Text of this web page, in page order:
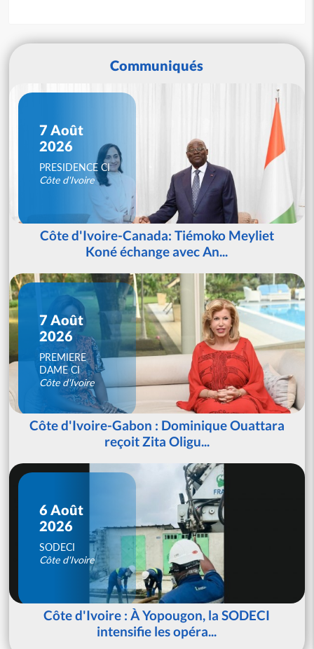
Communiqués
7 Août
2026
PRESIDENCE CI
Côte d'Ivoire
Côte d'Ivoire-Canada: Tiémoko Meyliet
Koné échange avec An...
7 Août
2026
PREMIERE
DAME CI
Côte d'Ivoire
Côte d'Ivoire-Gabon : Dominique Ouattara
reçoit Zita Oligu...
6 Août
2026
SODECI
Côte d'Ivoire
Côte d'Ivoire : À Yopougon, la SODECI
intensifie les opéra...